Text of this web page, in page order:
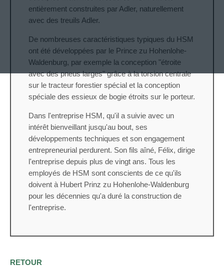
entièrement construites par Adler, naturellement
avec des treuils Adler.
De nombreuses caractéristiques typiques du HSM
ont été développées par le Prince zu Hohenlohe-
Waldenburg, par exemple la conception "étroite
avec des pneus larges" grâce à la torsion centrale
sur le tracteur forestier spécial et la conception
spéciale des essieux de bogie étroits sur le porteur.
Dans l'entreprise HSM, qu'il a suivie avec un
intérêt bienveillant jusqu'au bout, ses
développements techniques et son engagement
entrepreneurial perdurent. Son fils aîné, Félix, dirige
l'entreprise depuis plus de vingt ans. Tous les
employés de HSM sont conscients de ce qu'ils
doivent à Hubert Prinz zu Hohenlohe-Waldenburg
pour les décennies qu'a duré la construction de
l'entreprise.
RETOUR